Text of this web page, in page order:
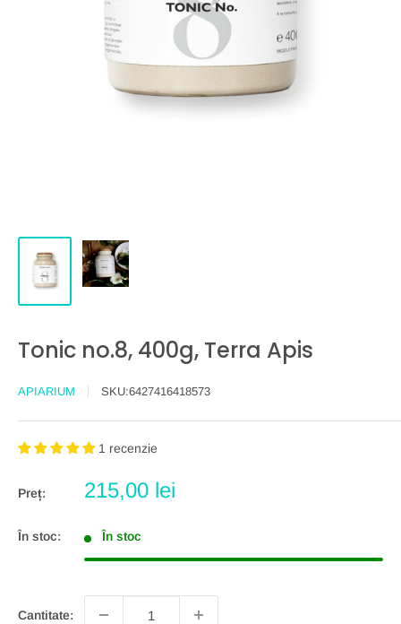
Tonic no.8, 400g, Terra Apis
APIARIUM SKU:6427416418573
1 recenzie
Preț:
Preț
215,00 lei
În stoc: În stoc
Cantitate: